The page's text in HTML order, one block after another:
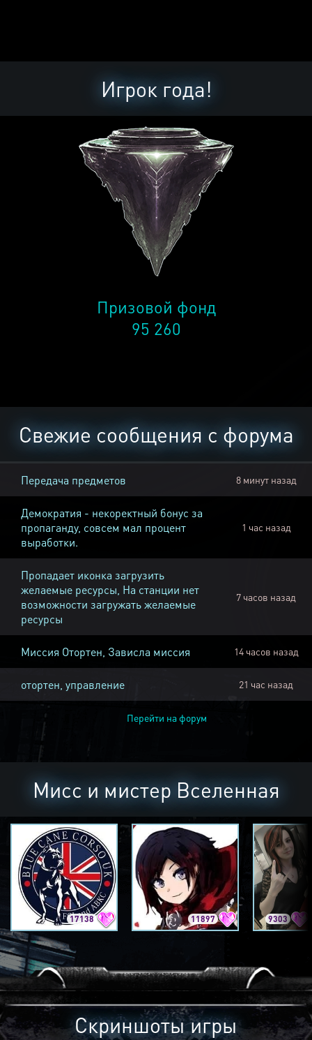
Игрок года!
Призовой фонд
95 260
Свежие сообщения с форума
Передача предметов 8 минут назад
Демократия - некоректный бонус за
пропаганду, совсем мал процент
выработки.
1 час назад
Пропадает иконка загрузить
желаемые ресурсы, На станции нет
возможности загружать желаемые
ресурсы
7 часов назад
Миссия Отортен, Зависла миссия 14 часов назад
отортен, управление 21 час назад
Перейти на форум
Мисс и мистер Вселенная
17138 11897 9303
Скриншоты игры